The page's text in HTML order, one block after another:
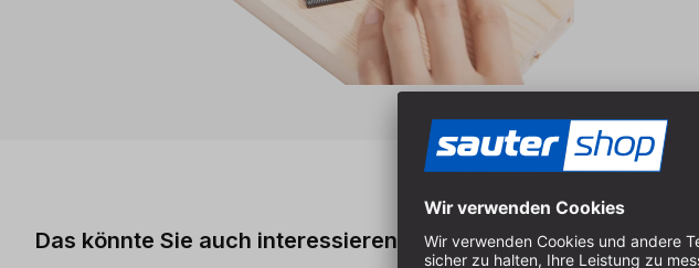
Das könnte Sie auch interessieren